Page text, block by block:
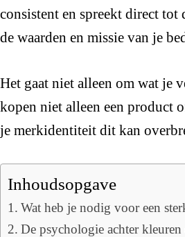
consistent en spreekt direct tot
de waarden en missie van je
Het gaat niet alleen om wat je
kopen niet alleen een product
je merkidentiteit dit kan
Inhoudsopgave
Wat heb je nodig voor een
De psychologie achter kleuren